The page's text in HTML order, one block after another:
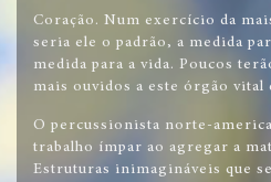
Coração. Num exercício da
seria ele o padrão, a medida
medida para a vida. Poucos
mais ouvidos a este órgão
O percussionista norte-
trabalho ímpar ao agregar a
Estruturas inimagináveis que